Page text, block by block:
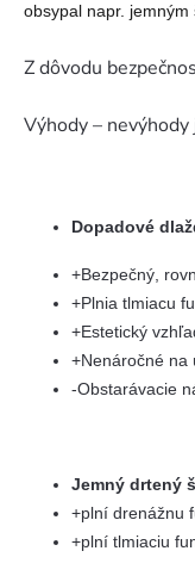
obsypal napr. jemným
Z dôvodu
Výhody –
Dopadové
+Bezpečný,
+Plnia tlmiacu
+Estetický
+Nenáročné na
-Obstarávacie
Jemný drtený
+plní drenážnu
+plní tlmiaciu